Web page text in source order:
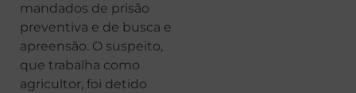
mandados de prisão
preventiva e de busca e
apreensão. O suspeito,
que trabalha como
agricultor, foi detido